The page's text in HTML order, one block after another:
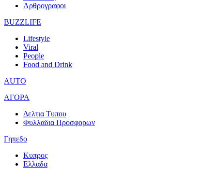
Αρθρογραφοι
BUZZLIFE
Lifestyle
Viral
People
Food and Drink
AUTO
ΑΓΟΡΑ
Δελτια Τυπου
Φυλλαδια Προσφορων
Γηπεδο
Κυπρος
Ελλαδα